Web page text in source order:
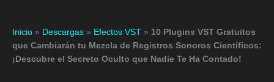
Inicio » Descargas » Efectos VST » 10 Plugins VST Gratuitos
que Cambiarán tu Mezcla de Registros Sonoros Científicos:
¡Descubre el Secreto Oculto que Nadie Te Ha Contado!